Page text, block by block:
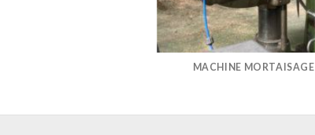
MACHINE MORTAISAGE